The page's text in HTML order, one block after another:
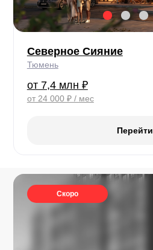
Северное Сияние
от 24 000 ₽ / мес
от 7,4 млн ₽
Тюмень
Перейти
Скоро